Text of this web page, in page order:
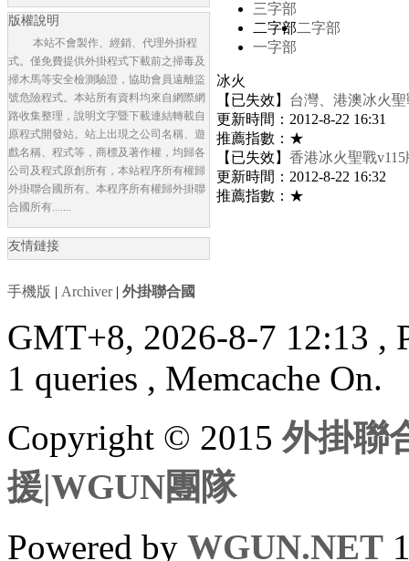
版權說明
本站不會製作、經銷、代理外掛程
式。僅免費提供外掛程式下載前之掃毒及
掃木馬等安全檢測驗證，協助會員遠離盜
號危險程式。本站所有資料均來自網際網
路收集整理，說明文字暨下載連結轉載自
原程式開發站。站上出現之公司名稱、遊
戲名稱、程式等，商標及著作權，均歸各
公司及程式原創所有，本站程序所有權歸
外掛聯合國所有。本程序所有權歸外掛聯
合國所有.......
友情鏈接
三字部
二字部二字部
一字部
冰火
【已失效】 台灣、港澳冰火
更新時間：2012-8-22 16:31
推薦指數：★
【已失效】香港冰火聖戰
更新時間：2012-8-22 16:32
推薦指數：★
手機版 | Archiver| 外掛聯合國
GMT+8, 2026-8-7 12:13 ,
1 queries , Memcache On.
Copyright © 2015外掛聯
援|WGUN團隊
Powered by WGUN.NET